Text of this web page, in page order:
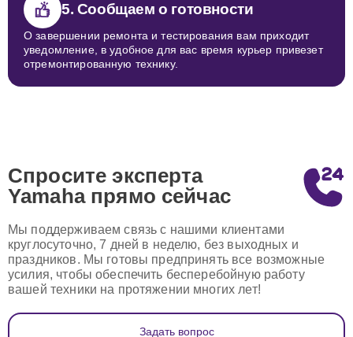
5. Сообщаем о готовности
О завершении ремонта и тестирования вам приходит
уведомление, в удобное для вас время курьер привезет
отремонтированную технику.
Спросите эксперта
Yamaha прямо сейчас
Мы поддерживаем связь с нашими клиентами
круглосуточно, 7 дней в неделю, без выходных и
праздников. Мы готовы предпринять все возможные
усилия, чтобы обеспечить бесперебойную работу
вашей техники на протяжении многих лет!
Задать вопрос